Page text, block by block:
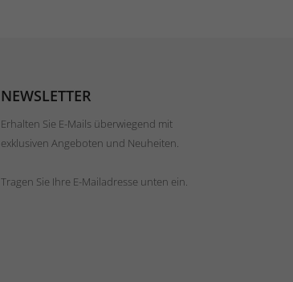
NEWSLETTER
Erhalten Sie E-Mails überwiegend mit
exklusiven Angeboten und Neuheiten.
Tragen Sie Ihre E-Mailadresse unten ein.